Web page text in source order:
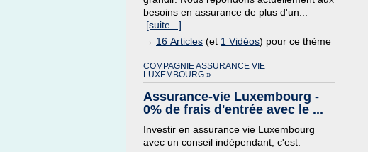
besoins en assurance de plus d'un...
[suite...]
→ 16 Articles (et 1 Vidéos) pour ce thème
COMPAGNIE ASSURANCE VIE
LUXEMBOURG »
Assurance-vie Luxembourg -
0% de frais d'entrée avec le ...
Investir en assurance vie Luxembourg
avec un conseil indépendant, c'est: